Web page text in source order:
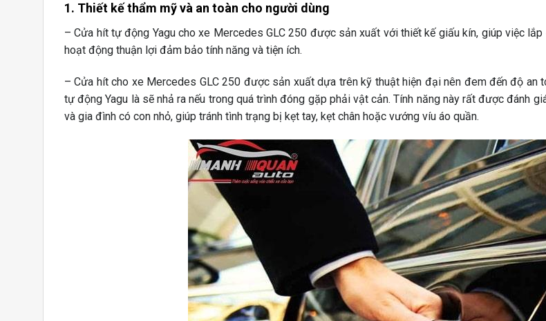
1. Thiết kế thẩm mỹ và an toàn cho người dùng
– Cửa hít tự động Yagu cho xe Mercedes GLC 250 được sản xuất với thiết kế giấu kín, giúp việc
hoạt động thuận lợi đảm bảo tính năng và tiện ích.
– Cửa hít cho xe Mercedes GLC 250 được sản xuất dựa trên kỹ thuật hiện đại nên đem đến độ
tự động Yagu là sẽ nhả ra nếu trong quá trình đóng gặp phải vật cản. Tính năng này rất được đánh
và gia đình có con nhỏ, giúp tránh tình trạng bị kẹt tay, kẹt chân hoặc vướng víu áo quần.